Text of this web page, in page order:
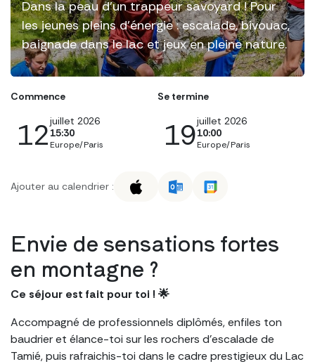
Dans la peau d'un trappeur savoyard ! Pour
les jeunes pleins d'énergie : escalade, bivouac,
baignade dans le lac et jeux en pleine nature.
Commence
12juillet 2026
15:30
Europe/Paris
Se termine
19juillet 2026
10:00
Europe/Paris
Ajouter au calendrier :
Envie de sensations fortes
en montagne ?
Ce séjour est fait pour toi ! 🌟
Accompagné de professionnels diplômés, enfiles ton
baudrier et élance-toi sur les rochers d’escalade de
Tamié, puis rafraichis-toi dans le cadre prestigieux du Lac